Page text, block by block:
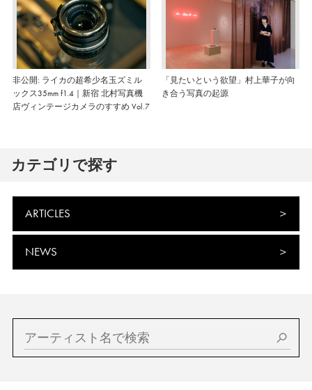
非公開: ライカの超希少名玉ズミル
ックス35mm f1.4｜新宿 北村写真機
店ヴィンテージカメラのすすめ Vol.7
「見たいという欲望」村上華子が向
き合う写真の起源
カテゴリで探す
ARTICLES
NEWS